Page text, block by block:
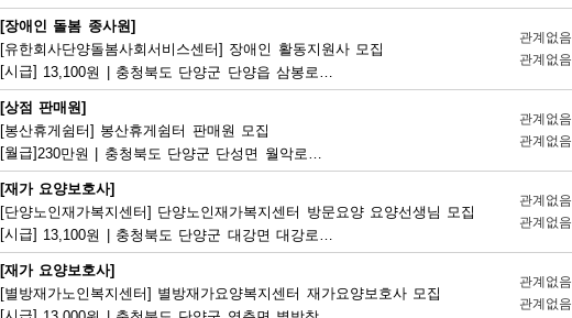
[장애인 돌봄 종사원]
[유한회사단양돌봄사회서비스센터] 장애인 활동지원사 모집
[시급] 13,100원 |
관계없음
관계없음
[상점 판매원]
[봉산휴게쉼터] 봉산휴게쉼터 판매원 모집
[월급] 230만원 |
관계없음
관계없음
[재가 요양보호사]
[단양노인재가복지센터] 단양노인재가복지센터 방문요양 요양선생님 모집
[시급] 13,100원 |
관계없음
관계없음
[재가 요양보호사]
[별방재가노인복지센터] 별방재가요양복지센터 재가요양보호사 모집
관계없음
관계없음